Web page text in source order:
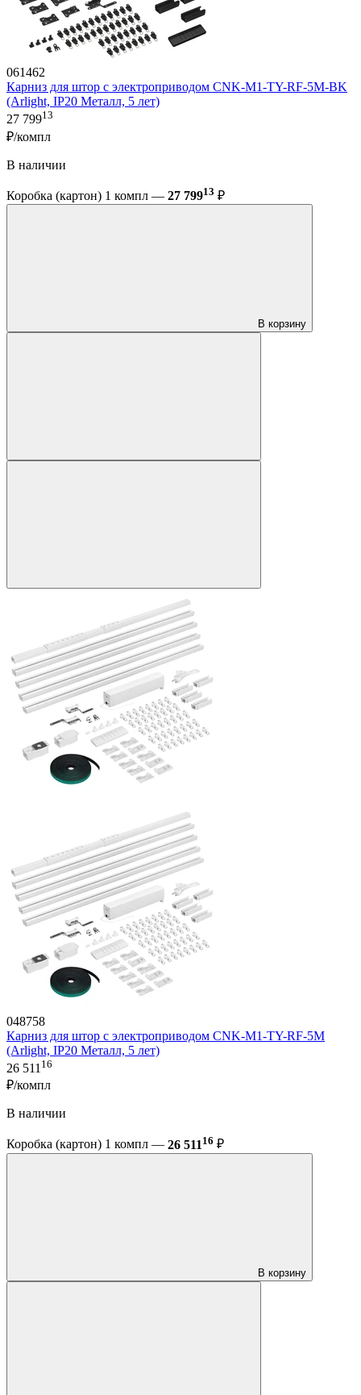
061462
Карниз для штор с электроприводом CNK-M1-TY-RF-5M-BK
(Arlight, IP20 Металл, 5 лет)
27 79913
₽/компл
В наличии
Коробка (картон) 1 компл — 27 79913 ₽
В корзину
048758
Карниз для штор с электроприводом CNK-M1-TY-RF-5M
(Arlight, IP20 Металл, 5 лет)
26 51116
₽/компл
В наличии
Коробка (картон) 1 компл — 26 511 16 ₽
В корзину